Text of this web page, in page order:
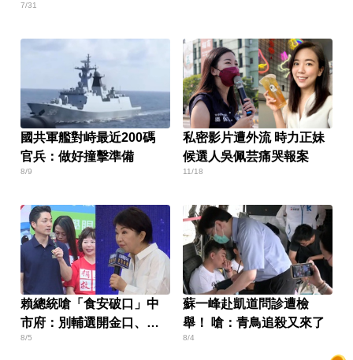
7/31
國共軍艦對峙最近200碼
官兵：做好撞擊準備
8/9
私密影片遭外流 時力正妹
候選人吳佩芸痛哭報案
11/18
賴總統嗆「食安破口」中
市府：別輔選開金口、成
民主破口
8/5
蘇一峰赴凱道問診遭檢
舉！ 嗆：青鳥追殺又來了
8/4